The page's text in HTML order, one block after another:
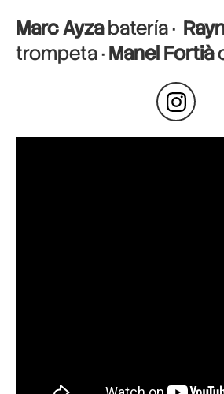
Marc Ayzabatería ·
trompeta ·Manel Fortià